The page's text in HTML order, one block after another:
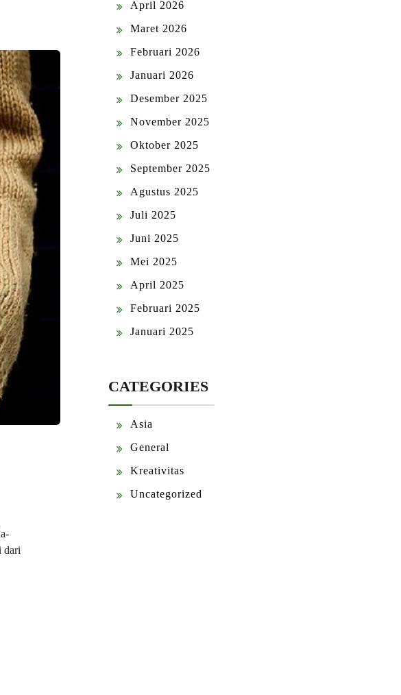
dari
April 2026
Maret 2026
Februari 2026
Januari 2026
Desember 2025
November 2025
Oktober 2025
September 2025
Agustus 2025
Juli 2025
Juni 2025
Mei 2025
April 2025
Februari 2025
Januari 2025
CATEGORIES
Asia
General
Kreativitas
Uncategorized